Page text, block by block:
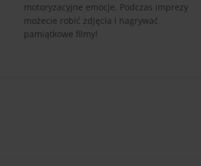
motoryzacyjne emocje. Podczas imprezy
możecie robić zdjęcia i nagrywać
pamiątkowe filmy!